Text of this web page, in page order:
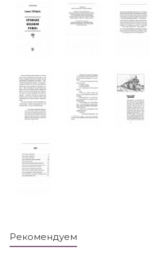
Рекомендуем